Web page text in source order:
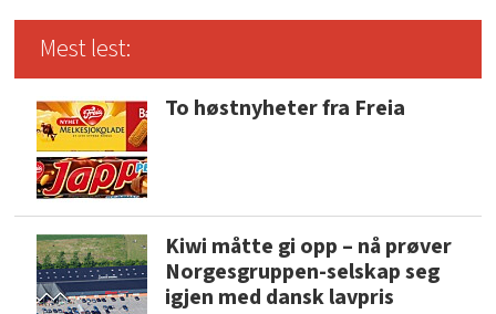
Mest lest:
To høstnyheter fra Freia
Kiwi måtte gi opp – nå prøver
Norgesgruppen-selskap seg
igjen med dansk lavpris